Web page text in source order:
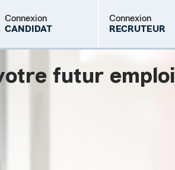
Connexion
CANDIDAT
Connexion
RECRUTEUR
M'inscrire Mot de passe oublié
futur emploi